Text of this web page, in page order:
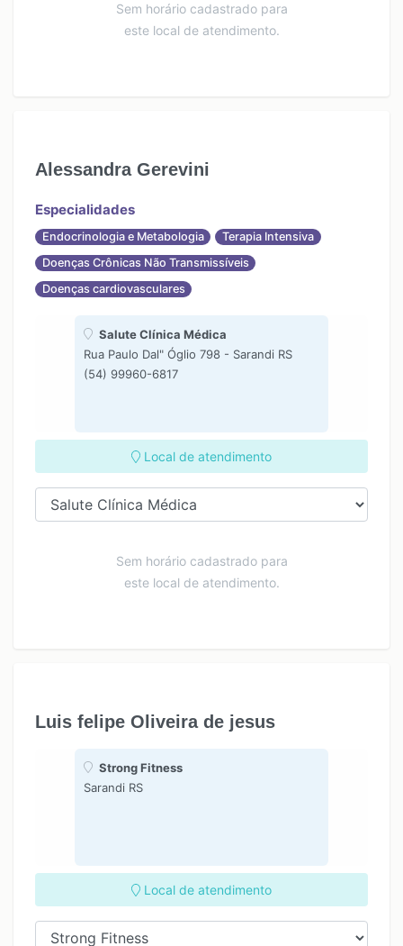
Sem horário cadastrado para
este local de atendimento.
Alessandra Gerevini
Especialidades
Endocrinologia e Metabologia
Terapia Intensiva
Doenças Crônicas Não Transmissíveis
Doenças cardiovasculares
Salute Clínica Médica
Rua Paulo Dal" Óglio 798 - Sarandi RS
(54) 99960-6817
Local de atendimento
Sem horário cadastrado para
este local de atendimento.
Luis felipe Oliveira de jesus
Strong Fitness
Sarandi RS
Local de atendimento